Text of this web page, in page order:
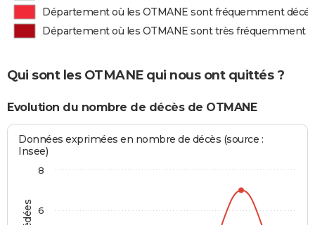
Département où les OTMANE sont fréquemment
Département où les OTMANE sont très fréquemment
Qui sont les OTMANE qui nous ont quittés ?
Evolution du nombre de décès de OTMANE
Données exprimées en nombre de décès (source :
Insee)
6
8